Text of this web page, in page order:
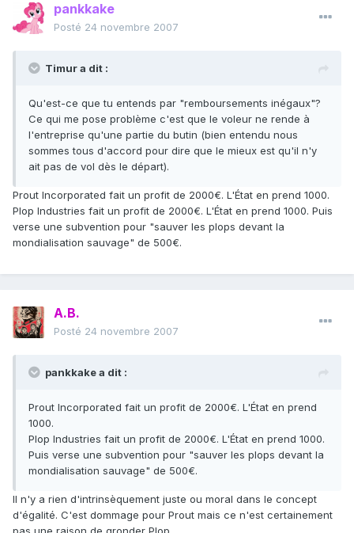
pankkake
Posté 24 novembre 2007
Timur a dit :
Qu'est-ce que tu entends par "remboursements inégaux"?
Ce qui me pose problème c'est que le voleur ne rende à
l'entreprise qu'une partie du butin (bien entendu nous
sommes tous d'accord pour dire que le mieux est qu'il n'y
ait pas de vol dès le départ).
Prout Incorporated fait un profit de 2000€. L'État en prend 1000.
Plop Industries fait un profit de 2000€. L'État en prend 1000. Puis
verse une subvention pour "sauver les plops devant la
mondialisation sauvage" de 500€.
A.B.
Posté 24 novembre 2007
pankkake a dit :
Prout Incorporated fait un profit de 2000€. L'État en prend
1000.
Plop Industries fait un profit de 2000€. L'État en prend 1000.
Puis verse une subvention pour "sauver les plops devant la
mondialisation sauvage" de 500€.
Il n'y a rien d'intrinsèquement juste ou moral dans le concept
d'égalité. C'est dommage pour Prout mais ce n'est certainement